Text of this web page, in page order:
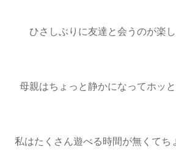
ひさしぶりに友達と会うのが楽し
母親はちょっと静かになってホッと
私はたくさん遊べる時間が無くてち